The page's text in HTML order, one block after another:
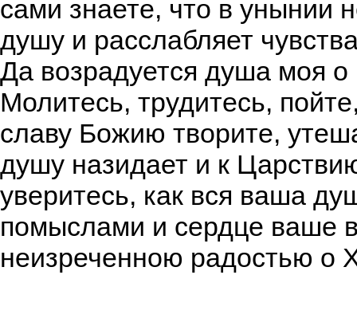
сами знаете, что в унынии
душу и расслабляет
Да возрадуется душа моя о
Молитесь, трудитесь,
славу Божию творите,
душу назидает и к
уверитесь, как вся ваша
помыслами и сердце ваше
неизреченною радостью о